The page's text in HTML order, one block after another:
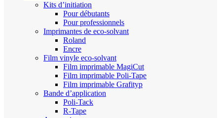
Kits d’initiation
Pour débutants
Pour professionnels
Imprimantes de eco-solvant
Roland
Encre
Film vinyle eco-solvant
Film imprimable MagiCut
Film imprimable Poli-Tape
Film imprimable Grafityp
Bande d’application
Poli-Tack
R-Tape